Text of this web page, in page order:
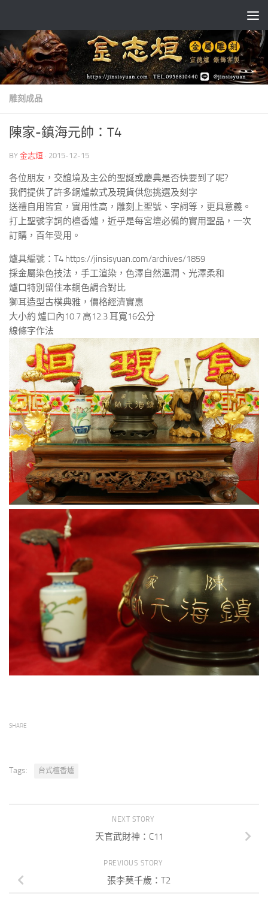
雕刻成品
陳家-鎮海元帥：T4
BY 金志烜 · 2015-12-15
各位朋友，交誼境及主公的聖誕或慶典是否快要到了呢?
我們提供了許多銅爐款式及現貨供您挑選及刻字
送禮自用皆宜，實用性高，雕刻上聖號、字詞等，更具意義。
打上聖號字詞的檀香爐，近乎是每宮壇必備的實用聖品，一次
訂購，百年受用。
爐具編號：T4 https://jinsisyuan.com/archives/1859
採金屬染色技法，手工渲染，色澤自然溫潤、光澤柔和
爐口特別留住本銅色調合對比
獅耳造型古樸典雅，價格經濟實惠
大小約 爐口內10.7 高12.3 耳寬16公分
線條字作法
SHARE
Tags: 台式檀香爐
NEXT STORY
天官武財神：C11
PREVIOUS STORY
張李莫千歲：T2